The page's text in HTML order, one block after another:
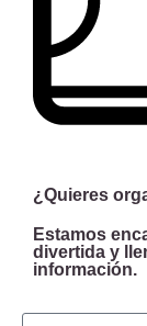
¿Quieres
Estamos
divertida y
información.